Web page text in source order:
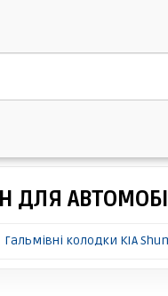
ДЛЯ
Гальмівні колодки KIA